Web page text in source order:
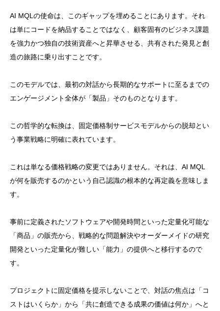
AI MQLの使命は、このギャップを埋めることにあります。それ
は単にコードを納品することではなく、顧客固有のビジネス課題
を強力かつ独自の技術資産へと昇華させる、共有された発見と創
造の旅路に乗り出すことです。
このモデルでは、最初の対話から長期的なサポートに至るまでの
エンゲージメント全体が「製品」そのものとなります。
この哲学的な転換は、固定価格制サービスモデルからの脱却とい
う事業戦略に明確に表れています。
これは単なる価格戦略の変更ではありません。それは、AI MQL
が何を販売するのかという自己認識の根本的な再定義を意味しま
す。
事前に定義されたソフトウェアや開発時間といった定量化可能な
「商品」の販売から、戦略的な問題解決やオーダーメイドの研究
開発といった定量化が難しい「能力」の提供へと移行するので
す。
プロジェクトに固定価格を提示しないことで、対話の焦点は「コ
ストはいくらか」から「共に創造できる成果の価値は何か」へと